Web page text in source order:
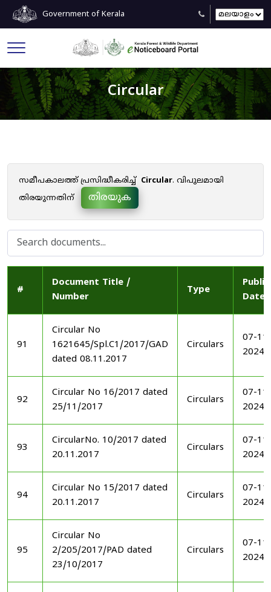
Government of Kerala
Circular
സമീപകാലത്ത് പ്രസിദ്ധീകരിച്ച് Circular. വിപുലമായി
തിരയുന്നതിന്
തിരയുക
#
Document Title /
Number
Type
Date
91
Circular No
1621645/Spl.C1/2017/GAD
dated 08.11.2017
Circulars
07-11-
2024
92
Circular No 16/2017 dated
25/11/2017
Circulars
07-11-
2024
93
CircularNo. 10/2017 dated
20.11.2017
Circulars
07-11-
2024
94
Circular No 15/2017 dated
20.11.2017
Circulars
07-11-
2024
95
Circular No
2/205/2017/PAD dated
23/10/2017
Circulars
07-11-
2024